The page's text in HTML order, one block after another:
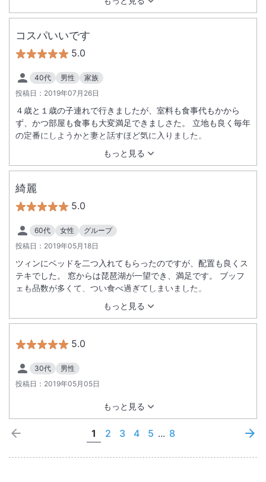
今回はホテルのプールを利用しませんでしたが、次回滞在させ
ていただく機会があれば利用させていただきたいと思います。
コスパいいです
5.0
40代 男性
家族
投稿日： 2019年07月26日
もっと見る
４歳と１歳の子連れで行きましたが、室料も食事代もかから
ず、かつ部屋も食事も大変満足できましさた。 立地も良く毎年
の定番にしようかと妻と話すほど気に入りました。
綺麗
5.0
60代 女性
グループ
投稿日： 2019年05月18日
もっと見る
ツィンにベッドを二つ入れてもらったのですが、配置も良くス
テキでした。 窓からは琵琶湖が一望でき、満足です。 ブッフ
ェも品数が多くて、つい食べ過ぎてしまいました。
5.0
30代
男性
投稿日： 2019年05月05日
もっと見る
1 2 3 4 5 ... 8